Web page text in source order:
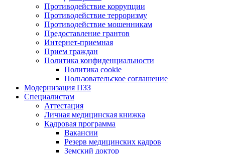
Противодействие коррупции
Противодействие терроризму
Противодействие мошенникам
Предоставление грантов
Интернет-приемная
Прием граждан
Политика конфиденциальности
Политика cookie
Пользовательское соглашение
Модернизация ПЗЗ
Специалистам
Аттестация
Личная медицинская книжка
Кадровая программа
Вакансии
Резерв медицинских кадров
Земский доктор